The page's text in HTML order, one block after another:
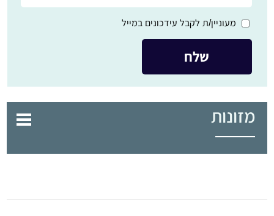
מעוניין/ת לקבל עידכונים במייל
מזונות